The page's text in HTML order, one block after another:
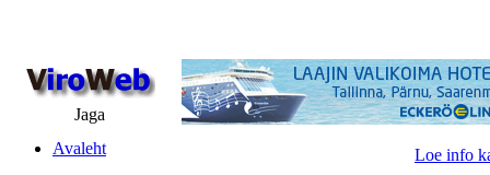
Jaga
Avaleht
Loe info